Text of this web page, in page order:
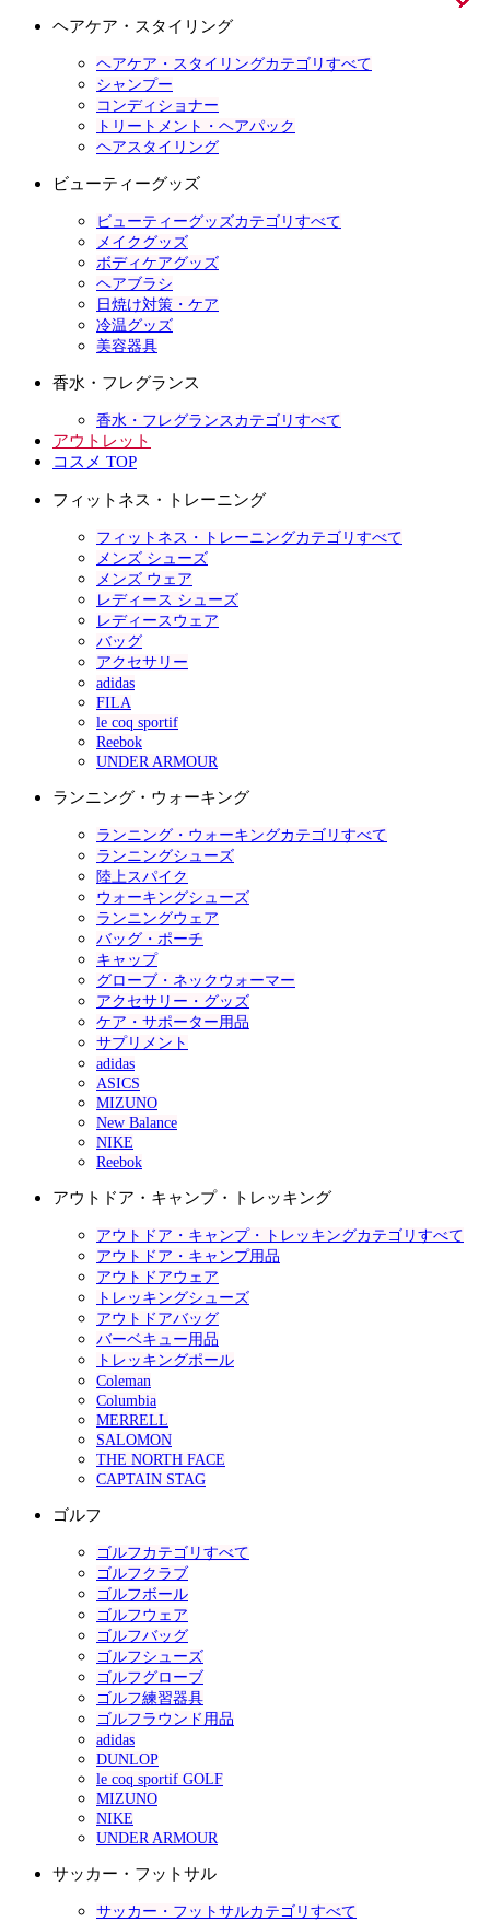
ヘアケア・スタイリング
ヘアケア・スタイリングカテゴリすべて
シャンプー
コンディショナー
トリートメント・ヘアパック
ヘアスタイリング
ビューティーグッズ
ビューティーグッズカテゴリすべて
メイクグッズ
ボディケアグッズ
ヘアブラシ
日焼け対策・ケア
冷温グッズ
美容器具
香水・フレグランス
香水・フレグランスカテゴリすべて
アウトレット
コスメ TOP
フィットネス・トレーニング
フィットネス・トレーニングカテゴリすべて
メンズ シューズ
メンズ ウェア
レディース シューズ
レディースウェア
バッグ
アクセサリー
adidas
FILA
le coq sportif
Reebok
UNDER ARMOUR
ランニング・ウォーキング
ランニング・ウォーキングカテゴリすべて
ランニングシューズ
陸上スパイク
ウォーキングシューズ
ランニングウェア
バッグ・ポーチ
キャップ
グローブ・ネックウォーマー
アクセサリー・グッズ
ケア・サポーター用品
サプリメント
adidas
ASICS
MIZUNO
New Balance
NIKE
Reebok
アウトドア・キャンプ・トレッキング
アウトドア・キャンプ・トレッキングカテゴリすべて
アウトドア・キャンプ用品
アウトドアウェア
トレッキングシューズ
アウトドアバッグ
バーベキュー用品
トレッキングポール
Coleman
Columbia
MERRELL
SALOMON
THE NORTH FACE
CAPTAIN STAG
ゴルフ
ゴルフカテゴリすべて
ゴルフクラブ
ゴルフボール
ゴルフウェア
ゴルフバッグ
ゴルフシューズ
ゴルフグローブ
ゴルフ練習器具
ゴルフラウンド用品
adidas
DUNLOP
le coq sportif GOLF
MIZUNO
NIKE
UNDER ARMOUR
サッカー・フットサル
サッカー・フットサルカテゴリすべて